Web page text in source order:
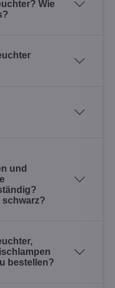
Wie
und
schwarz?
bestellen?